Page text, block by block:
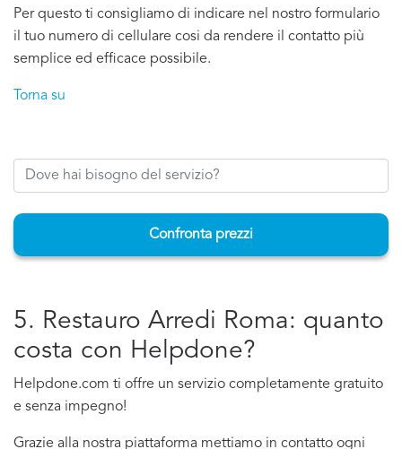
Per questo ti consigliamo di indicare nel nostro formulario
il tuo numero di cellulare cosi da rendere il contatto più
semplice ed efficace possibile.
Torna su
Confronta prezzi
5. Restauro Arredi Roma: quanto
costa con Helpdone?
Helpdone.com ti offre un servizio completamente gratuito
e senza impegno!
Grazie alla nostra piattaforma mettiamo in contatto ogni